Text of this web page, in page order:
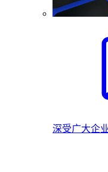
深受广大企